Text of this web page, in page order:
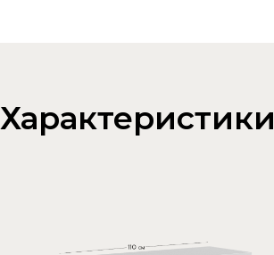
Характеристики